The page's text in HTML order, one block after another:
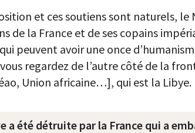
et ces soutiens sont naturels,
de la France et de ses copains
peuvent avoir une once
regardez de l’autre côté de la
Union africaine…], qui est la Libye.
a été détruite par la France qui a